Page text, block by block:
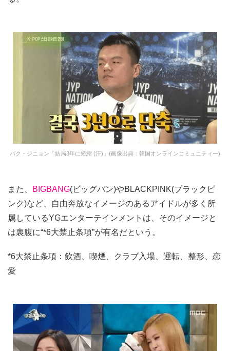
パク・ジニョン「結局3年に短縮 (汗)」(画像出典：韓国オンラインコミュニティー)
また、 BIGBANG(ビッグバン)やBLACKPINK(ブラックピ
ンク)など、自由奔放なイメージのあるアイドルが多く所
属しているYGエンターテインメントは、そのイメージと
は裏腹に“*6大禁止条項”が有名だという。
*6大禁止条項：飲酒、喫煙、クラブ入場、運転、整形、恋
愛